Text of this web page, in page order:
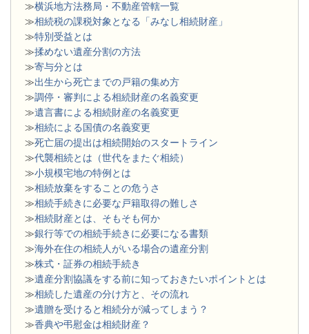
≫横浜地方法務局・不動産管轄一覧
≫相続税の課税対象となる「みなし相続財産」
≫特別受益とは
≫揉めない遺産分割の方法
≫寄与分とは
≫出生から死亡までの戸籍の集め方
≫調停・審判による相続財産の名義変更
≫遺言書による相続財産の名義変更
≫相続による国債の名義変更
≫死亡届の提出は相続開始のスタートライン
≫代襲相続とは（世代をまたぐ相続）
≫小規模宅地の特例とは
≫相続放棄をすることの危うさ
≫相続手続きに必要な戸籍取得の難しさ
≫相続財産とは、そもそも何か
≫銀行等での相続手続きに必要になる書類
​≫海外在住の相続人がいる場合の遺産分割
≫株式・証券の相続手続き
≫遺産分割協議をする前に知っておきたいポイントとは
≫相続した遺産の分け方と、その流れ
≫遺贈を受けると相続分が減ってしまう？
≫香典や弔慰金は相続財産？